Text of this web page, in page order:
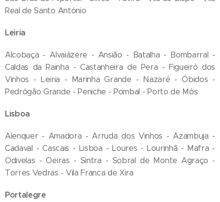
Real de Santo António
Leiria
Alcobaça - Alvaiázere - Ansião - Batalha - Bombarral -
Caldas da Rainha - Castanheira de Pera - Figueiró dos
Vinhos - Leiria - Marinha Grande - Nazaré - Óbidos -
Pedrógão Grande - Peniche - Pombal - Porto de Mós
Lisboa
Alenquer - Amadora - Arruda dos Vinhos - Azambuja -
Cadaval - Cascais - Lisboa - Loures - Lourinhã - Mafra -
Odivelas - Oeiras - Sintra - Sobral de Monte Agraço -
Torres Vedras - Vila Franca de Xira
Portalegre